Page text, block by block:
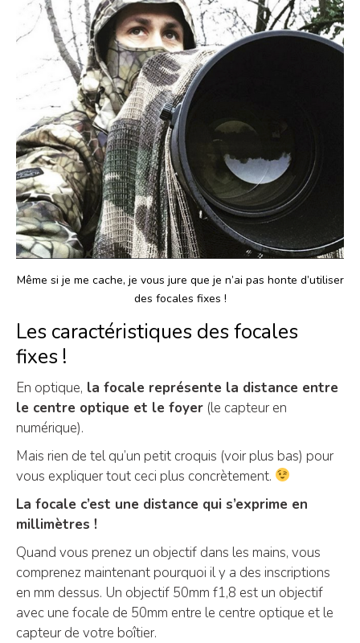
Même si je me cache, je vous jure que je n’ai pas honte d’utiliser
des focales fixes !
Les caractéristiques des focales
fixes !
En optique, la focale représente la distance entre
le centre optique et le foyer (le capteur en
numérique).
Mais rien de tel qu’un petit croquis (voir plus bas) pour
vous expliquer tout ceci plus concrètement.
La focale c’est une distance qui s’exprime en
millimètres !
Quand vous prenez un objectif dans les mains, vous
comprenez maintenant pourquoi il y a des inscriptions
en mm dessus. Un objectif 50mm f1,8 est un objectif
avec une focale de 50mm entre le centre optique et le
capteur de votre boîtier.